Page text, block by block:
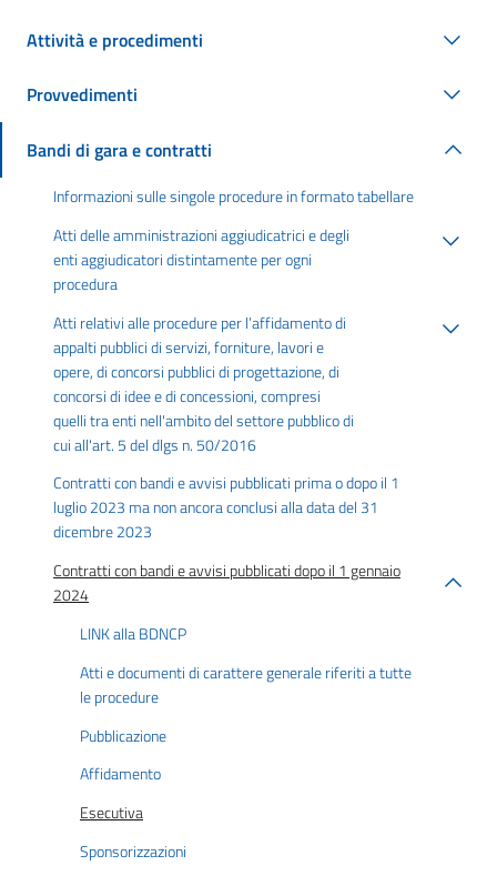
Attività e procedimenti
Provvedimenti
Bandi di gara e contratti
Informazioni sulle singole procedure in formato tabellare
Atti delle amministrazioni aggiudicatrici e degli
enti aggiudicatori distintamente per ogni
procedura
Atti relativi alle procedure per l’affidamento di
appalti pubblici di servizi, forniture, lavori e
opere, di concorsi pubblici di progettazione, di
concorsi di idee e di concessioni, compresi
quelli tra enti nell'ambito del settore pubblico di
cui all'art. 5 del dlgs n. 50/2016
Contratti con bandi e avvisi pubblicati prima o dopo il 1
luglio 2023 ma non ancora conclusi alla data del 31
dicembre 2023
Contratti con bandi e avvisi pubblicati dopo il 1 gennaio
2024
LINK alla BDNCP
Atti e documenti di carattere generale riferiti a tutte
le procedure
Pubblicazione
Affidamento
Esecutiva
Sponsorizzazioni